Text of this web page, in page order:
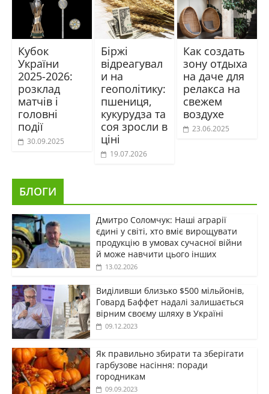
Кубок
України
2025-2026:
розклад
матчів і
головні
події
30.09.2025
Біржі
відреагувал
и на
геополітику:
пшениця,
кукурудза та
соя зросли в
ціні
19.07.2026
Как создать
зону отдыха
на даче для
релакса на
свежем
воздухе
23.06.2025
БЛОГИ
Дмитро Соломчук: Наші аграрії
єдині у світі, хто вміє вирощувати
продукцію в умовах сучасної війни
й може навчити цього інших
13.02.2026
Виділивши близько $500 мільйонів,
Говард Баффет надалі залишається
вірним своєму шляху в Україні
09.12.2023
Як правильно збирати та зберігати
гарбузове насіння: поради
городникам
09.09.2023